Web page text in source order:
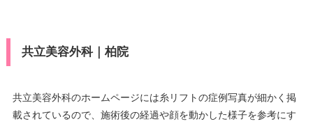
共立美容外科｜柏院
共立美容外科のホームページには糸リフトの症例写真が細かく掲
載されているので、施術後の経過や顔を動かした様子を参考にす